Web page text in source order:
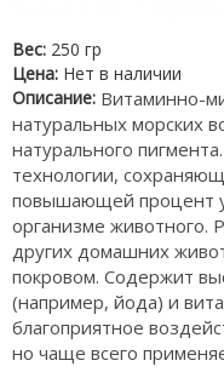
Вес: 250 гр
Цена: Нет в наличии
Описание: Витаминно-
натуральных морских
натурального
технологии,
повышающей процент
организме животного.
других домашних
покровом. Содержит
(например, йода) и
благоприятное
но чаще всего